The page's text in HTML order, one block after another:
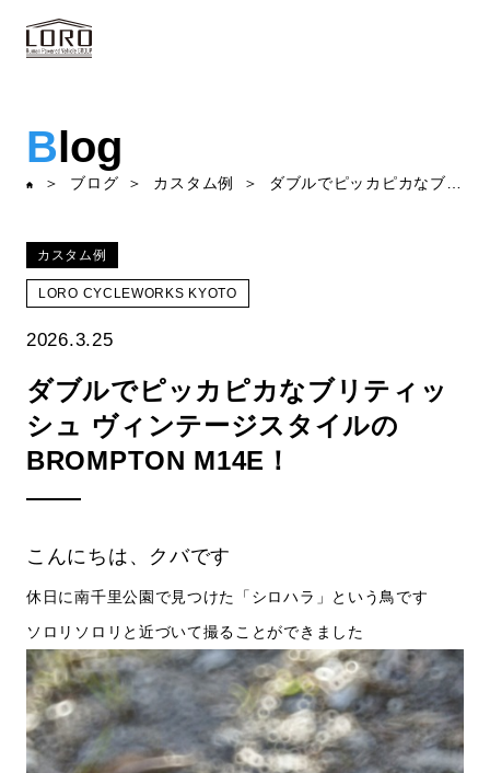
Blog
ブログ カスタム例 ダブルでピッカピカなブリティッシュ ヴィンテージスタイルのBROMPTON M14E！
カスタム例
LORO CYCLEWORKS KYOTO
2026.3.25
ダブルでピッカピカなブリティッ
シュ ヴィンテージスタイルの
BROMPTON M14E！
こんにちは、クバです
休日に南千里公園で見つけた「シロハラ」という鳥です
ソロリソロリと近づいて撮ることができました